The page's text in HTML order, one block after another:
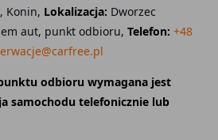
Konin, Lokalizacja: Dworzec
aut, punkt odbioru, Telefon: +48
odbioru wymagana jest
samochodu telefonicznie lub